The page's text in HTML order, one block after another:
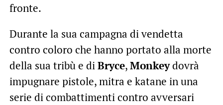
fronte.
Durante la sua campagna di vendetta
contro coloro che hanno portato alla morte
della sua tribù e diBryce,Monkeydovrà
impugnare pistole, mitra e katane in una
serie di combattimenti contro avversari